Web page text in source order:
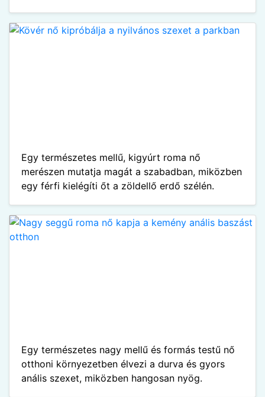
Egy természetes mellű, kigyúrt roma nő
merészen mutatja magát a szabadban, miközben
egy férfi kielégíti őt a zöldellő erdő szélén.
Egy természetes nagy mellű és formás testű nő
otthoni környezetben élvezi a durva és gyors
anális szexet, miközben hangosan nyög.